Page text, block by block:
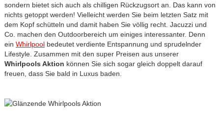
sondern bietet sich auch als chilligen Rückzugsort an. Das kann von
nichts getoppt werden! Vielleicht werden Sie beim letzten Satz mit
dem Kopf schütteln und damit haben Sie völlig recht. Jacuzzi und
Co. machen den Outdoorbereich um einiges interessanter. Denn
ein Whirlpoolbedeutet verdiente Entspannung und sprudelnder
Lifestyle. Zusammen mit den super Preisen aus unserer
Whirlpools Aktion können Sie sich sogar gleich doppelt darauf
freuen, dass Sie bald in Luxus baden.